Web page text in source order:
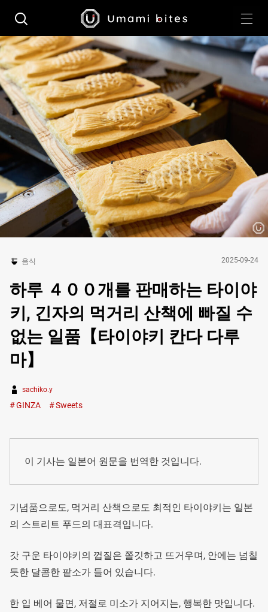
음식 2025-09-24
하루 ４００개를 판매하는 타이야
키, 긴자의 먹거리 산책에 빠질 수
없는 일품【타이야키 칸다 다루
마】
sachiko.y
GINZA Sweets
이 기사는 일본어 원문을 번역한 것입니다.
기념품으로도, 먹거리 산책으로도 최적인 타이야키는 일본
의 스트리트 푸드의 대표격입니다.
갓 구운 타이야키의 껍질은 쫄깃하고 뜨거우며, 안에는 넘칠
듯한 달콤한 팥소가 들어 있습니다.
한 입 베어 물면, 저절로 미소가 지어지는, 행복한 맛입니다.